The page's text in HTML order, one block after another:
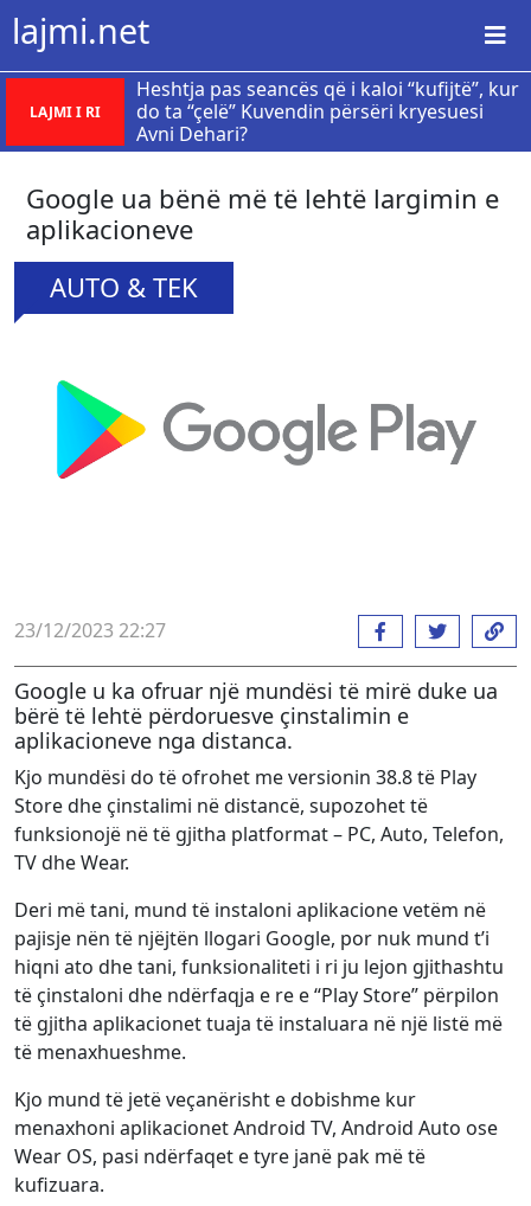
lajmi.net
LAJMI I RI
Heshtja pas seancës që i kaloi “kufijtë”, kur
do ta “çelë” Kuvendin përsëri kryesuesi
Avni Dehari?
Google ua bënë më të lehtë largimin e
aplikacioneve
AUTO & TEK
23/12/2023 22:27
Google u ka ofruar një mundësi të mirë duke ua
bërë të lehtë përdoruesve çinstalimin e
aplikacioneve nga distanca.
Kjo mundësi do të ofrohet me versionin 38.8 të Play
Store dhe çinstalimi në distancë, supozohet të
funksionojë në të gjitha platformat – PC, Auto, Telefon,
TV dhe Wear.
Deri më tani, mund të instaloni aplikacione vetëm në
pajisje nën të njëjtën llogari Google, por nuk mund t’i
hiqni ato dhe tani, funksionaliteti i ri ju lejon gjithashtu
të çinstaloni dhe ndërfaqja e re e “Play Store” përpilon
të gjitha aplikacionet tuaja të instaluara në një listë më
të menaxhueshme.
Kjo mund të jetë veçanërisht e dobishme kur
menaxhoni aplikacionet Android TV, Android Auto ose
Wear OS, pasi ndërfaqet e tyre janë pak më të
kufizuara.